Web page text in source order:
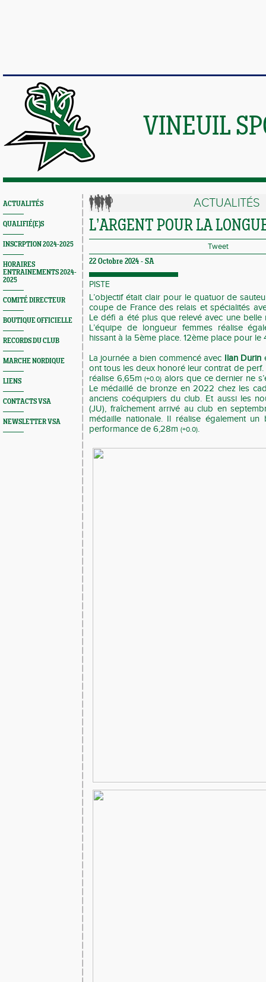
VINEUIL
ACTUALITÉS
QUALIFIÉ(E)S
INSCRPTION 2024-2025
HORAIRES
ENTRAINEMENTS 2024-
2025
COMITÉ DIRECTEUR
BOUTIQUE OFFICIELLE
RECORDS DU CLUB
MARCHE NORDIQUE
LIENS
CONTACTS VSA
NEWSLETTER VSA
ACTUALITÉS
L’ARGENT POUR LA
Tweet
22 Octobre 2024 - SA
PISTE
L’objectif était clair pour le quatuor de
coupe de France des relais et spécialités
Le défi a été plus que relevé avec une belle
L’équipe de longueur femmes réalise
hissant à la 5ème place. 12ème place pour le
La journée a bien commencé avec Ilan Durin
ont tous les deux honoré leur contrat de
réalise 6,65m(+0.0) alors que ce dernier ne
Le médaillé de bronze en 2022 chez les
anciens coéquipiers du club. Et aussi les
(JU), fraîchement arrivé au club en
médaille nationale. Il réalise également
performance de 6,28m (+0.0).